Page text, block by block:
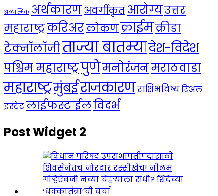
अध्यात्मिक अर्थकारणअवर्गीकृत आरोग्यउत्तर
महाराष्ट्रकरिअरकोकणक्राईमक्रीडा
टेक्नॉलॉजीताज्या बातम्यादेश-विदेश
पश्चिम महाराष्ट्रपुणेमनोरंजनमराठवाडा
महाराष्ट्रमुंबईराजकारणराशिभविष्यरिअल
इस्टेटलाईफस्टाईलविदर्भ
Post Widget 2